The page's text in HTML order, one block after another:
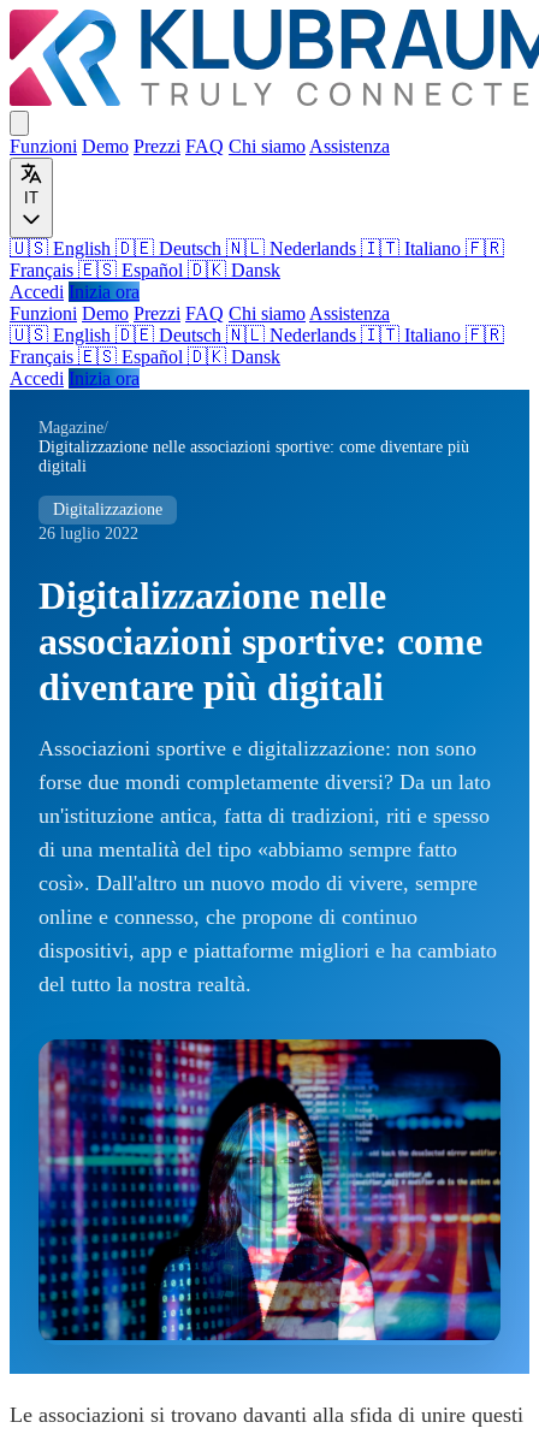
Funzioni Demo Prezzi FAQ Chi siamo Assistenza
IT
🇺🇸 English 🇩🇪 Deutsch 🇳🇱 Nederlands 🇮🇹 Italiano 🇫🇷
Français 🇪🇸 Español 🇩🇰 Dansk
Accedi Inizia ora
Funzioni Demo Prezzi FAQ Chi siamo Assistenza
🇺🇸 English 🇩🇪 Deutsch 🇳🇱 Nederlands 🇮🇹 Italiano 🇫🇷
Français 🇪🇸 Español 🇩🇰 Dansk
Accedi Inizia ora
Magazine/
Digitalizzazione nelle associazioni sportive: come diventare più
digitali
Digitalizzazione
26 luglio 2022
Digitalizzazione nelle
associazioni sportive: come
diventare più digitali
Associazioni sportive e digitalizzazione: non sono
forse due mondi completamente diversi? Da un lato
un'istituzione antica, fatta di tradizioni, riti e spesso
di una mentalità del tipo «abbiamo sempre fatto
così». Dall'altro un nuovo modo di vivere, sempre
online e connesso, che propone di continuo
dispositivi, app e piattaforme migliori e ha cambiato
del tutto la nostra realtà.
Le associazioni si trovano davanti alla sfida di unire questi